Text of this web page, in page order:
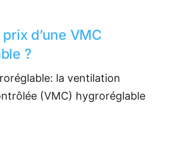
d’une VMC
?
la ventilation
(VMC) hygroréglable